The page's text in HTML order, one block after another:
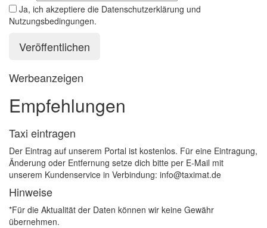
Ja, ich akzeptiere die Datenschutzerklärung und
Nutzungsbedingungen.
Werbeanzeigen
Empfehlungen
Taxi eintragen
Der Eintrag auf unserem Portal ist kostenlos. Für eine Eintragung,
Änderung oder Entfernung setze dich bitte per E-Mail mit
unserem Kundenservice in Verbindung: info@taximat.de
Hinweise
*Für die Aktualität der Daten können wir keine Gewähr
übernehmen.